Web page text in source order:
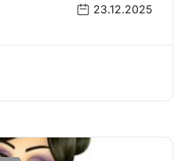
23.12.2025